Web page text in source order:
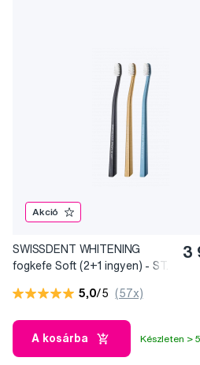
Akció
SWISSDENT WHITENING
fogkefe Soft (2+1 ingyen) - ST.
3
5,0/5 (57x)
A kosárba Készleten >